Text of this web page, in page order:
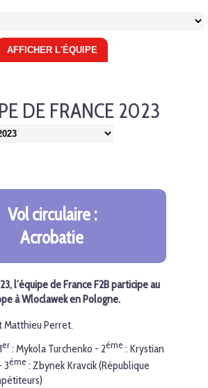
DE FRANCE 2023
Vol circulaire :
Acrobatie
l’équipe de France F2B participe au
àWloclaweken Pologne.
Matthieu Perret.
er: Mykola Turchenko - 2ème : Krystian
3ème : Zbynek Kravcik (République